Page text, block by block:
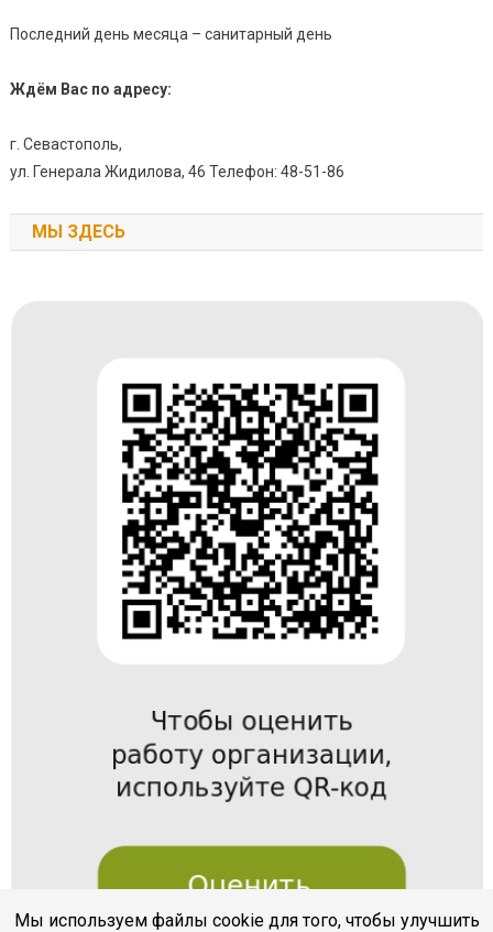
Последний день месяца – санитарный день
Ждём Вас по адресу:
г. Севастополь,
ул. Генерала Жидилова, 46 Телефон: 48-51-86
МЫ ЗДЕСЬ
Мы используем файлы cookie для того, чтобы улучшить